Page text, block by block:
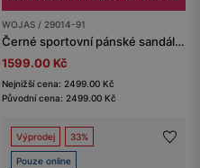
WOJAS / 29014-91
Černé sportovní pánské sandály z kůže crazy horse
1599.00 Kč
Nejnižší cena: 2499.00 Kč
Původní cena: 2499.00 Kč
Výprodej 33%
Pouze online